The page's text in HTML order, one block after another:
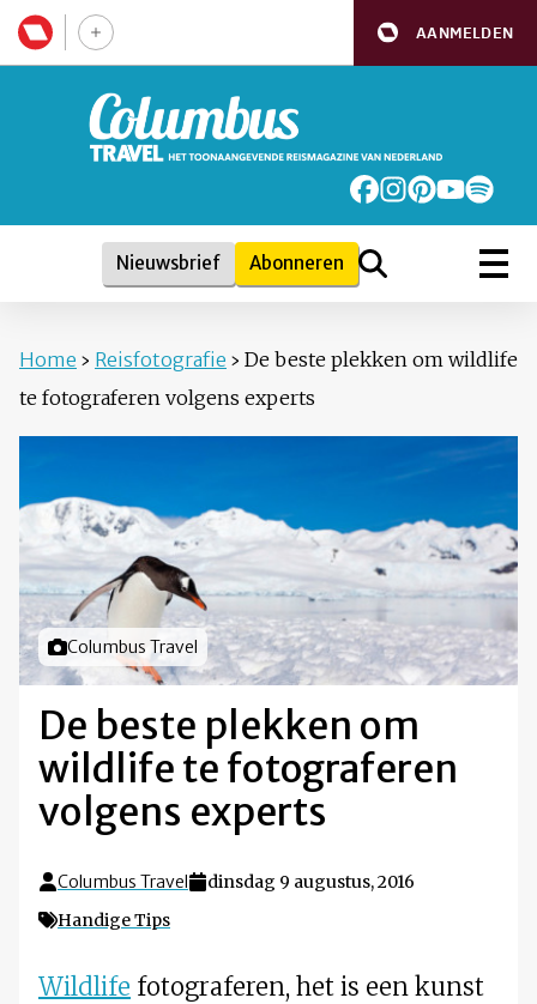
AANMELDEN
Nieuwsbrief Abonneren
Home › Reisfotografie › De beste plekken om wildlife
te fotograferen volgens experts
Foto door
Columbus Travel
De beste plekken om
wildlife te fotograferen
volgens experts
Columbus Travel
dinsdag 9 augustus, 2016
Handige Tips
Wildlife fotograferen, het is een kunst